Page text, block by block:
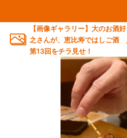
【画像ギャラリー】大のお酒
之さんが、恵比寿ではしご酒
第13回をチラ見せ！